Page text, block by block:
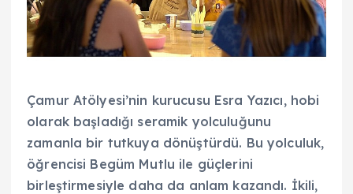
Çamur Atölyesi’nin kurucusu Esra Yazıcı, hobi
olarak başladığı seramik yolculuğunu
zamanla bir tutkuya dönüştürdü. Bu yolculuk,
öğrencisi Begüm Mutlu ile güçlerini
birleştirmesiyle daha da anlam kazandı. İkili,